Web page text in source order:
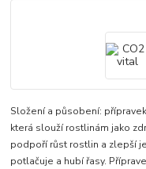
Složení a působení:
která slouží rostlinám jako
podpoří růst rostlin a zlepší
potlačuje a hubí řasy.